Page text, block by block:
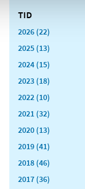
TID
2026 (22)
2025 (13)
2024 (15)
2023 (18)
2022 (10)
2021 (32)
2020 (13)
2019 (41)
2018 (46)
2017 (36)